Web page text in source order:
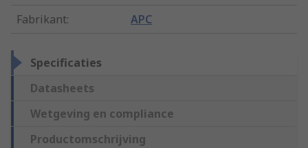
Fabrikant: APC
Specificaties
Datasheets
Wetgeving en compliance
Productomschrijving